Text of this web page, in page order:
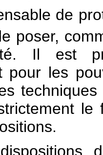
de
poser,
Il est
pour les